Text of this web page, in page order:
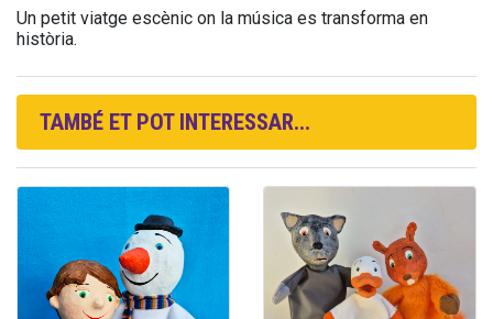
Un petit viatge escènic on la música es transforma en
història.
TAMBÉ ET POT INTERESSAR...